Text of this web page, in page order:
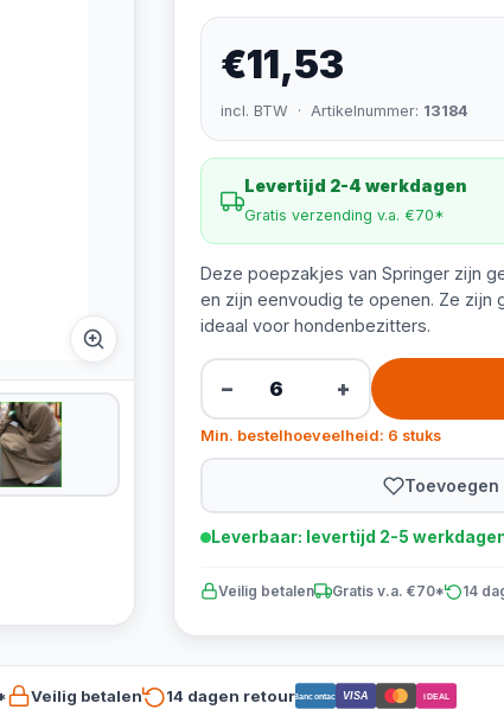
€11,53
incl. BTW · Artikelnummer: 13184
Levertijd 2-4 werkdagen
Gratis verzending v.a. €70*
Deze poepzakjes van Springer zijn
en zijn eenvoudig te openen. Ze zijn
ideaal voor hondenbezitters.
− +
Min. bestelhoeveelheid: 6 stuks
Leverbaar: levertijd 2-5
Veilig betalen Gratis v.a. €70* 14
Veilig betalen 14 dagen retourBancontact VISA iDEAL